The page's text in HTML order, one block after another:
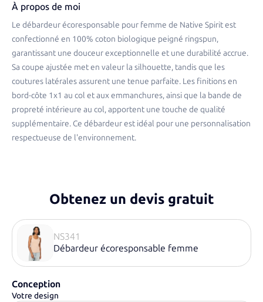
À propos de moi
Le débardeur écoresponsable pour femme de Native Spirit est
confectionné en 100% coton biologique peigné ringspun,
garantissant une douceur exceptionnelle et une durabilité accrue.
Sa coupe ajustée met en valeur la silhouette, tandis que les
coutures latérales assurent une tenue parfaite. Les finitions en
bord-côte 1x1 au col et aux emmanchures, ainsi que la bande de
propreté intérieure au col, apportent une touche de qualité
supplémentaire. Ce débardeur est idéal pour une personnalisation
respectueuse de l'environnement.
Obtenez un devis gratuit
NS341
Débardeur écoresponsable femme
Conception
Votre design